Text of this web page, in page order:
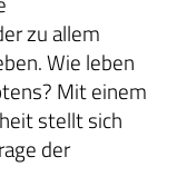
zu allem
Wie leben
Mit einem
stellt sich
der